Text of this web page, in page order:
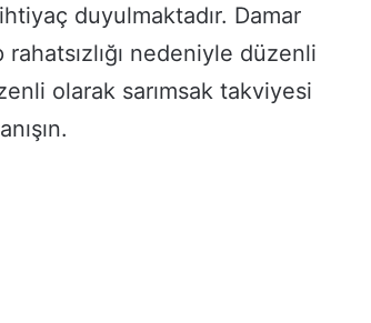
duyulmaktadır. Damar
nedeniyle düzenli
olarak sarımsak takviyesi